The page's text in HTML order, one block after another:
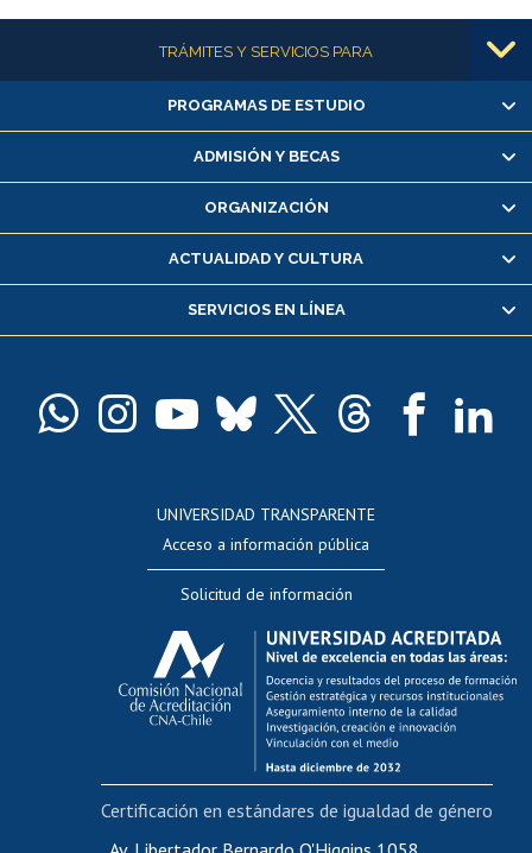
Más informaciónTRÁMITES Y SERVICIOS PARA
Alumnas/os y exalumnas/os
Matrícula en línea
Inscripción y cambio de asignaturas
Consulta y certificado de notas
Servicio médico y dental
Pago de arancel y crédito alumnos
Docentes
Evaluación docente
Calificación académica
Postulación al AUCAI
Funcionarias/os
Cursos internos de capacitación
Bienestar del personal
Portal de movilidad interna
Certificado de renta
PROGRAMAS DE ESTUDIO
ADMISIÓN Y BECAS
ORGANIZACIÓN
ACTUALIDAD Y CULTURA
SERVICIOS EN LÍNEA
UNIVERSIDAD TRANSPARENTE
Acceso a información pública
Solicitud de información
Certificación en estándares de igualdad de género